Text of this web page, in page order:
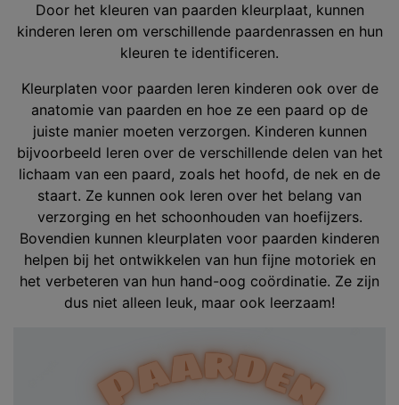
Door het kleuren van paarden kleurplaat, kunnen
kinderen leren om verschillende paardenrassen en hun
kleuren te identificeren.
Kleurplaten voor paarden leren kinderen ook over de
anatomie van paarden en hoe ze een paard op de
juiste manier moeten verzorgen. Kinderen kunnen
bijvoorbeeld leren over de verschillende delen van het
lichaam van een paard, zoals het hoofd, de nek en de
staart. Ze kunnen ook leren over het belang van
verzorging en het schoonhouden van hoefijzers.
Bovendien kunnen kleurplaten voor paarden kinderen
helpen bij het ontwikkelen van hun fijne motoriek en
het verbeteren van hun hand-oog coördinatie. Ze zijn
dus niet alleen leuk, maar ook leerzaam!